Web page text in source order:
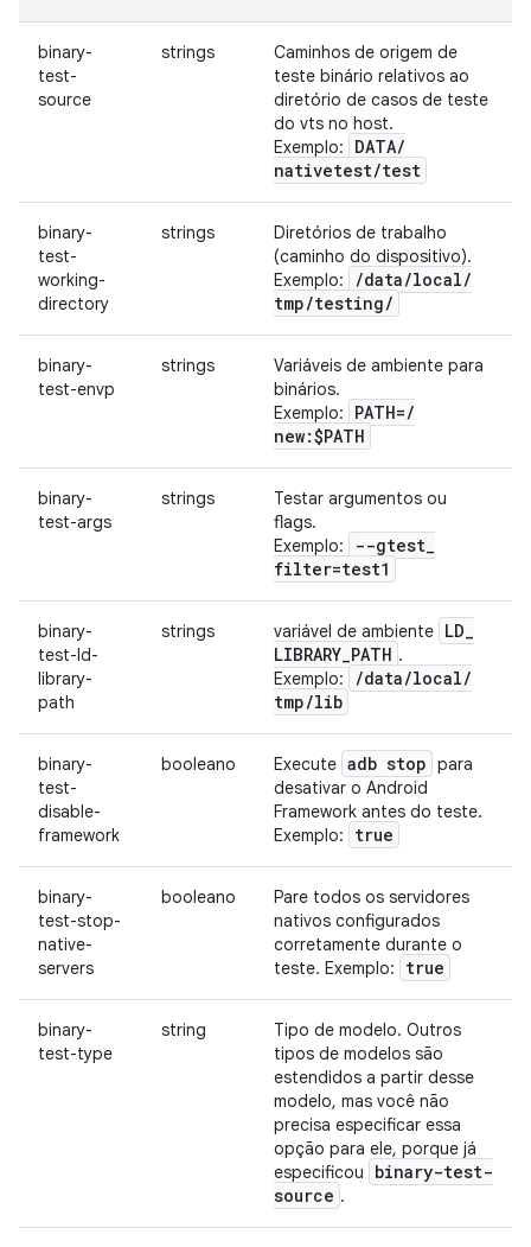
binary-
test-
source
strings
Caminhos de origem de
teste binário relativos ao
diretório de casos de teste
do vts no host.
Exemplo:
DATA/
nativetest/test
binary-
test-
working-
directory
strings
Diretórios de trabalho
(caminho do dispositivo).
Exemplo:
/data/local/
tmp/testing/
binary-
test-envp
strings
Variáveis de ambiente para
binários.
Exemplo:
PATH=/
new:$PATH
binary-
test-args
strings
Testar argumentos ou
flags.
Exemplo:
--gtest_
filter=test1
binary-
test-ld-
library-
path
strings variável de ambiente LD_
LIBRARY_PATH .
Exemplo:
/data/local/
tmp/lib
binary-
test-
disable-
framework
booleano Execute adb stop para
desativar o Android
Framework antes do teste.
Exemplo:
true
binary-
test-stop-
native-
servers
booleano
Pare todos os servidores
nativos configurados
corretamente durante o
teste. Exemplo:
true
binary-
test-type
string
Tipo de modelo. Outros
tipos de modelos são
estendidos a partir desse
modelo, mas você não
precisa especificar essa
opção para ele, porque já
especificou
binary-test-
source .